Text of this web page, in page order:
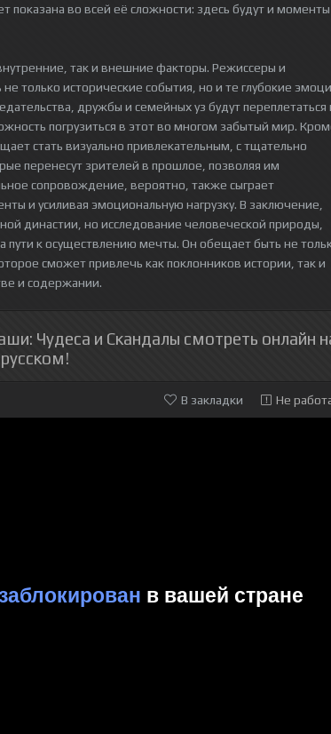
во всей её сложности: здесь будут и моменты
так и внешние факторы. Режиссеры и
только исторические события, но и те глубокие
дружбы и семейных уз будут переплетаться
погрузиться в этот во многом забытый мир.
стать визуально привлекательным, с тщательно
перенесут зрителей в прошлое, позволяя им
сопровождение, вероятно, также сыграет
и усиливая эмоциональную нагрузку. В заключение,
династии, но исследование человеческой природы,
пути к осуществлению мечты. Он обещает быть не
сможет привлечь как поклонников истории, так и
и содержании.
Чудеса и Скандалы смотреть онлайн
русском!
В закладки Не